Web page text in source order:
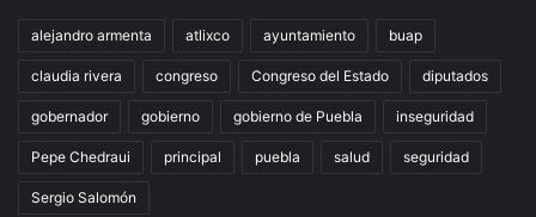
alejandro armenta atlixco ayuntamiento buap
claudia rivera congreso Congreso del Estado diputados
gobernador gobierno gobierno de Puebla inseguridad
Pepe Chedraui principal puebla salud seguridad
Sergio Salomón